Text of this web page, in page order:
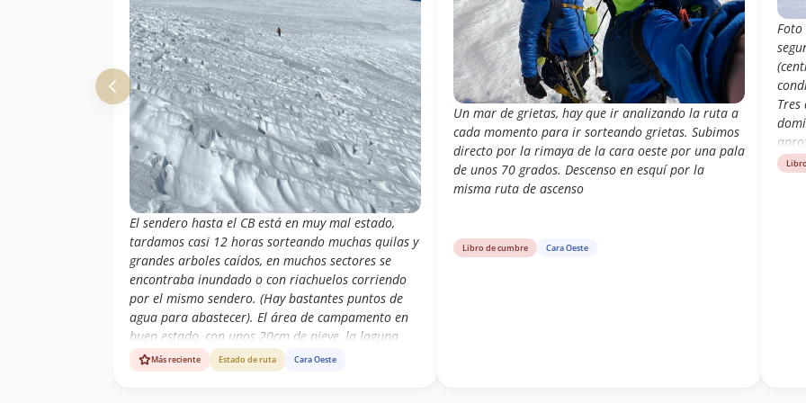
El sendero hasta el CB está en muy mal estado,
tardamos casi 12 horas sorteando muchas quilas y
grandes arboles caídos, en muchos sectores se
encontraba inundado o con riachuelos corriendo
por el mismo sendero. (Hay bastantes puntos de
agua para abastecer). El área de campamento en
buen estado, con unos 20cm de nieve, la laguna
estaba con buena cantidad de agua. El glaciar
tenía algunas grietas bastante grandes pero a la
Más reciente Estado de ruta Cara Oeste
Un mar de grietas, hay que ir analizando la ruta a
cada momento para ir sorteando grietas. Subimos
directo por la rimaya de la cara oeste por una pala
de unos 70 grados. Descenso en esquí por la
misma ruta de ascenso
Libro de cumbre Cara Oeste
Foto